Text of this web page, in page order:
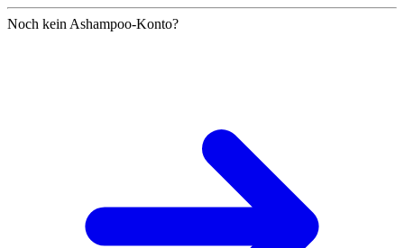
Noch kein Ashampoo-Konto?